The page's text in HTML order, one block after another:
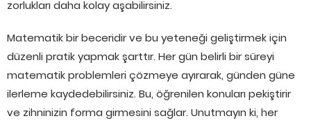
zorlukları daha kolay aşabilirsiniz.
Matematik bir beceridir ve bu yeteneği geliştirmek için
düzenli pratik yapmak şarttır. Her gün belirli bir süreyi
matematik problemleri çözmeye ayırarak, günden güne
ilerleme kaydedebilirsiniz. Bu, öğrenilen konuları pekiştirir
ve zihninizin forma girmesini sağlar. Unutmayın ki, her